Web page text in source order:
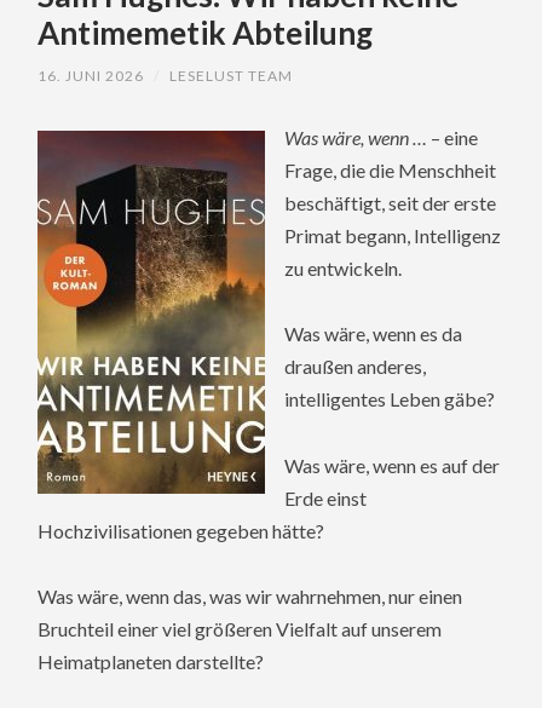
Antimemetik Abteilung
16. JUNI 2026 LESELUST TEAM
Was wäre, wenn … – eine
Frage, die die Menschheit
beschäftigt, seit der erste
Primat begann, Intelligenz
zu entwickeln.
Was wäre, wenn es da
draußen anderes,
intelligentes Leben gäbe?
Was wäre, wenn es auf der
Erde einst
Hochzivilisationen gegeben hätte?
Was wäre, wenn das, was wir wahrnehmen, nur einen
Bruchteil einer viel größeren Vielfalt auf unserem
Heimatplaneten darstellte?